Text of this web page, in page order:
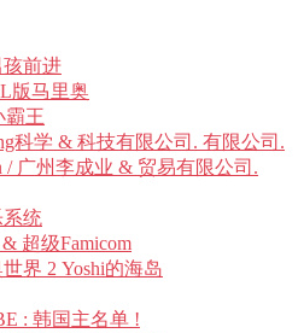
前进
版马里奥
霸王
科学 & 科技有限公司. 有限公司.
/ 广州李成业 & 贸易有限公司.
统
超级Famicom
界 2 Yoshi的海岛
: 韩国主名单 !